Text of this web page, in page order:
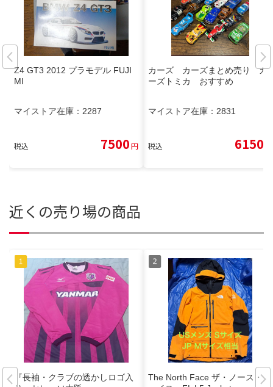
Z4 GT3 2012 プラモデル FUJI
MI
マイストア在庫： 2287
税込 7500円
カーズ カーズまとめ売り カ
ーズトミカ おすすめ
マイストア在庫： 2831
税込 6150
近くの売り場の商品
『長袖・クラブの透かしロゴ入
The North Face ザ・ノース・フ